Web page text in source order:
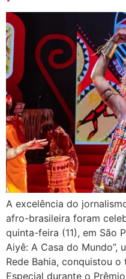
A excelência do
afro-brasileira foram
quinta-feira (11), em São
Aiyê: A Casa do Mundo”,
Rede Bahia, conquistou
Especial durante o